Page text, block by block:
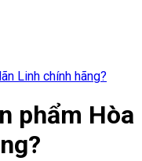
Linh chính hãng?
phẩm Hòa